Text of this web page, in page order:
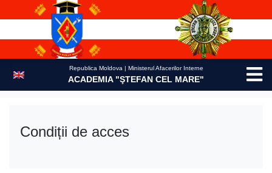
Republica Moldova | Ministerul Afacerilor Interne
ACADEMIA "ŞTEFAN CEL MARE"
Condiții de acces